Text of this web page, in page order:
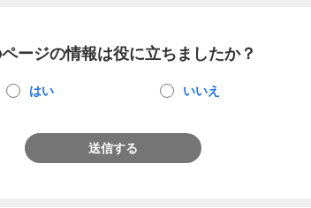
ージの情報は役に立ちましたか？
はい いいえ
送信する